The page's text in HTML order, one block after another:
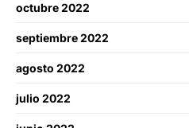
octubre 2022
septiembre 2022
agosto 2022
julio 2022